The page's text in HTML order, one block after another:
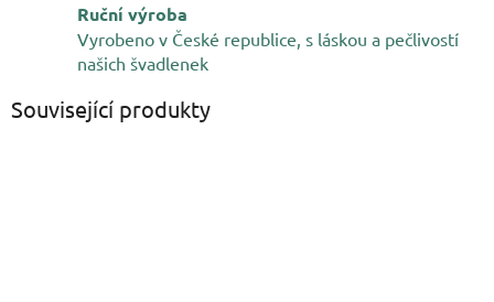
Ruční výroba
Vyrobeno v České republice, s láskou a pečlivostí
našich švadlenek
Související produkty